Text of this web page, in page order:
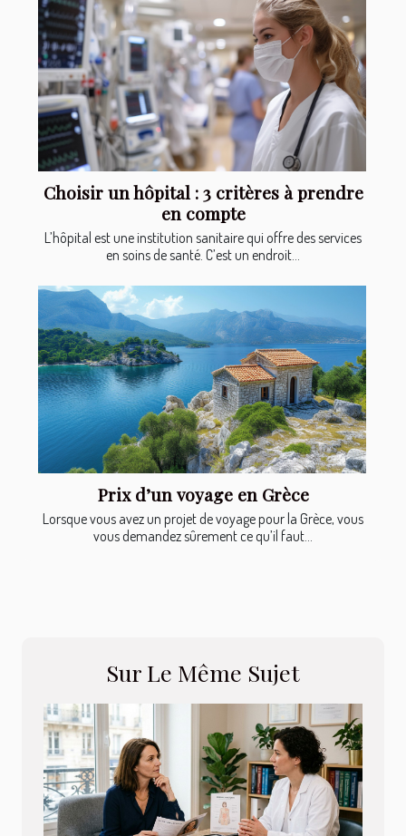
Choisir un hôpital : 3 critères à prendre
en compte
L’hôpital est une institution sanitaire qui offre des services
en soins de santé. C’est un endroit...
Prix d’un voyage en Grèce
Lorsque vous avez un projet de voyage pour la Grèce, vous
vous demandez sûrement ce qu’il faut...
Sur Le Même Sujet